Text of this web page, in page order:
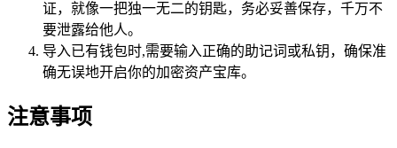
证，就像一把独一无二的钥匙，务必妥善保存，千万不
要泄露给他人。
导入已有钱包时,需要输入正确的助记词或私钥，确保准
确无误地开启你的加密资产宝库。
注意事项